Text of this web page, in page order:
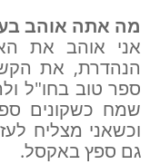
מה אתה אוהב
אני אוהב את
הנהדרת, את
ספר טוב בחו"ל
שמח כשקונים
וכשאני מצליח
גם ספץ באקסל.